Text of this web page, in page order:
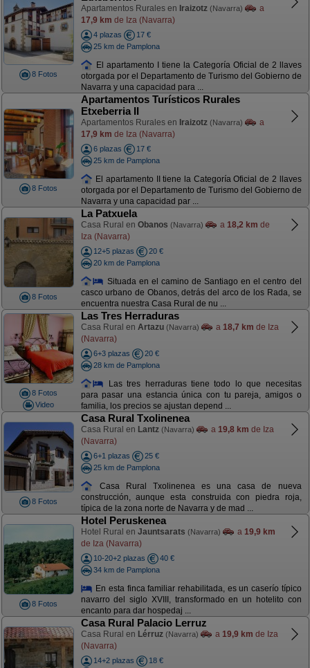
8 Fotos
Apartamentos Rurales en Iraizotz (Navarra)
a
17,9 km de Iza (Navarra)
4 plazas
17 €
25 km de Pamplona
El apartamento I tiene la Categoría Oficial de 2 llaves
otorgada por el Departamento de Turismo del Gobierno de
Navarra y una capacidad para ...
8 Fotos
Apartamentos Turísticos Rurales
Etxeberria II
Apartamentos Rurales en Iraizotz (Navarra)
a
17,9 km de Iza (Navarra)
6 plazas
17 €
25 km de Pamplona
El apartamento II tiene la Categoría Oficial de 2 llaves
otorgada por el Departamento de Turismo del Gobierno de
Navarra y una capacidad par ...
8 Fotos
La Patxuela
Casa Rural en Obanos (Navarra) a 18,2 km de
Iza (Navarra)
12+5 plazas
20 €
20 km de Pamplona
Situada en el camino de Santiago en el centro del
casco urbano de Obanos, detrás del arco de los Rada, se
encuentra nuestra Casa Rural de nu ...
8 Fotos
Video
Las Tres Herraduras
Casa Rural en Artazu (Navarra) a 18,7 km de Iza
(Navarra)
6+3 plazas
20 €
28 km de Pamplona
Las tres herraduras tiene todo lo que necesitas
para pasar una estancia única con tu pareja, amigos o
familia, los precios se ajustan depend ...
8 Fotos
Casa Rural Txolinenea
Casa Rural en Lantz (Navarra) a 19,8 km de Iza
(Navarra)
6+1 plazas
25 €
25 km de Pamplona
Casa Rural Txolinenea es una casa de nueva
construcción, aunque esta construida con piedra roja,
típica de la zona norte de Navarra y de mad ...
8 Fotos
Hotel Peruskenea
Hotel Rural en Jauntsarats (Navarra) a 19,9 km
de Iza (Navarra)
10-20+2 plazas
40 €
34 km de Pamplona
En esta finca familiar rehabilitada, es un caserío típico
navarro del siglo XVIII, transformado en un hotelito con
encanto para dar hospedaj ...
Casa Rural Palacio Lerruz
Casa Rural en Lérruz (Navarra) a 19,9 km de Iza
(Navarra)
14+2 plazas
18 €